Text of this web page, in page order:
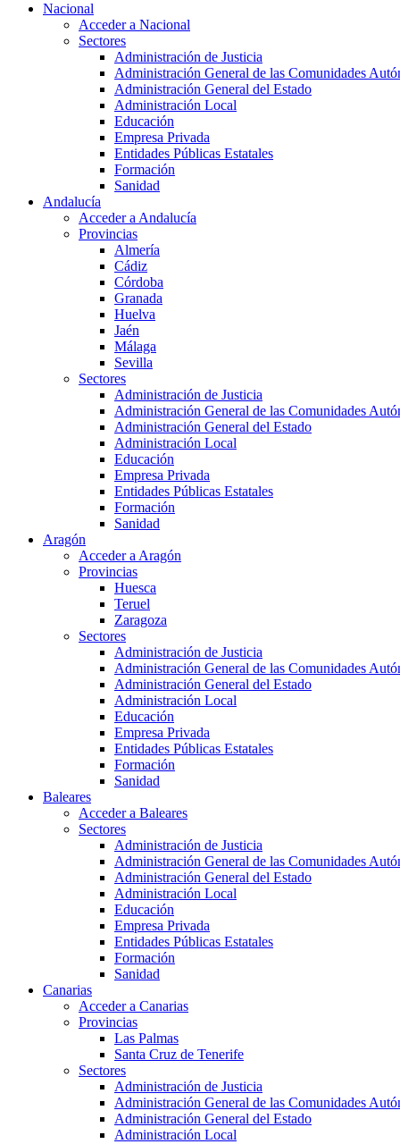
Nacional
Acceder a Nacional
Sectores
Administración de Justicia
Administración General de las Comunidades
Administración General del Estado
Administración Local
Educación
Empresa Privada
Entidades Públicas Estatales
Formación
Sanidad
Andalucía
Acceder a Andalucía
Provincias
Almería
Cádiz
Córdoba
Granada
Huelva
Jaén
Málaga
Sevilla
Sectores
Administración de Justicia
Administración General de las Comunidades
Administración General del Estado
Administración Local
Educación
Empresa Privada
Entidades Públicas Estatales
Formación
Sanidad
Aragón
Acceder a Aragón
Provincias
Huesca
Teruel
Zaragoza
Sectores
Administración de Justicia
Administración General de las Comunidades
Administración General del Estado
Administración Local
Educación
Empresa Privada
Entidades Públicas Estatales
Formación
Sanidad
Baleares
Acceder a Baleares
Sectores
Administración de Justicia
Administración General de las Comunidades
Administración General del Estado
Administración Local
Educación
Empresa Privada
Entidades Públicas Estatales
Formación
Sanidad
Canarias
Acceder a Canarias
Provincias
Las Palmas
Santa Cruz de Tenerife
Sectores
Administración de Justicia
Administración General de las Comunidades
Administración General del Estado
Administración Local